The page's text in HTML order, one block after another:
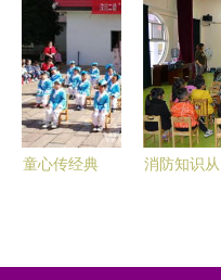
康成长新篇
章
质好车
童心传经典
消防知识从